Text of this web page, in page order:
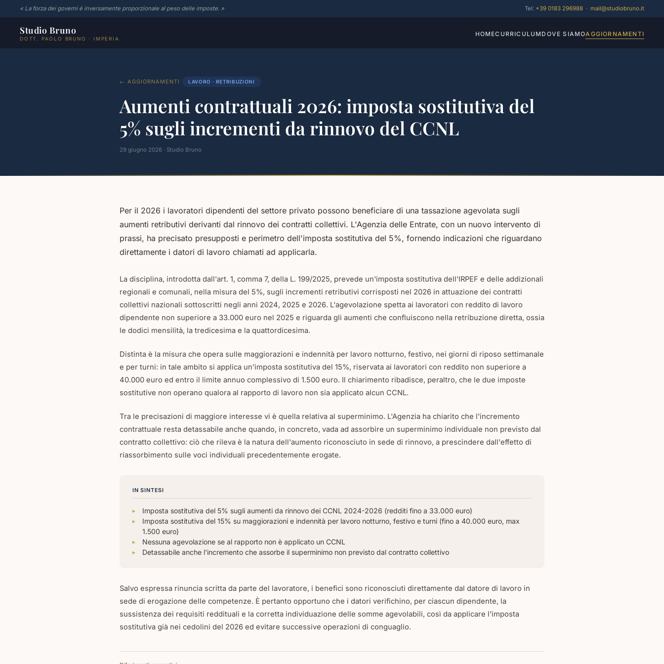
« La forza dei governi è inversamente proporzionale al peso delle imposte. » Tel: +39 0183 296988 · mail@studiobruno.it
Studio Bruno
DOTT. PAOLO BRUNO · IMPERIA
HOMECURRICULUM DOVE SIAMOAGGIORNAMENTI
← AGGIORNAMENTI LAVORO · RETRIBUZIONI
Aumenti contrattuali 2026: imposta sostitutiva del
5% sugli incrementi da rinnovo del CCNL
29 giugno 2026 · Studio Bruno
Per il 2026 i lavoratori dipendenti del settore privato possono beneficiare di una tassazione agevolata sugli
aumenti retributivi derivanti dal rinnovo dei contratti collettivi. L'Agenzia delle Entrate, con un nuovo intervento di
prassi, ha precisato presupposti e perimetro dell'imposta sostitutiva del 5%, fornendo indicazioni che riguardano
direttamente i datori di lavoro chiamati ad applicarla.
La disciplina, introdotta dall'art. 1, comma 7, della L. 199/2025, prevede un'imposta sostitutiva dell'IRPEF e delle addizionali
regionali e comunali, nella misura del 5%, sugli incrementi retributivi corrisposti nel 2026 in attuazione dei contratti
collettivi nazionali sottoscritti negli anni 2024, 2025 e 2026. L'agevolazione spetta ai lavoratori con reddito di lavoro
dipendente non superiore a 33.000 euro nel 2025 e riguarda gli aumenti che confluiscono nella retribuzione diretta, ossia
le dodici mensilità, la tredicesima e la quattordicesima.
Distinta è la misura che opera sulle maggiorazioni e indennità per lavoro notturno, festivo, nei giorni di riposo settimanale
e per turni: in tale ambito si applica un'imposta sostitutiva del 15%, riservata ai lavoratori con reddito non superiore a
40.000 euro ed entro il limite annuo complessivo di 1.500 euro. Il chiarimento ribadisce, peraltro, che le due imposte
sostitutive non operano qualora al rapporto di lavoro non sia applicato alcun CCNL.
Tra le precisazioni di maggiore interesse vi è quella relativa al superminimo. L'Agenzia ha chiarito che l'incremento
contrattuale resta detassabile anche quando, in concreto, vada ad assorbire un superminimo individuale non previsto dal
contratto collettivo: ciò che rileva è la natura dell'aumento riconosciuto in sede di rinnovo, a prescindere dall'effetto di
riassorbimento sulle voci individuali precedentemente erogate.
IN SINTESI
Imposta sostitutiva del 5% sugli aumenti da rinnovo dei CCNL 2024-2026 (redditi fino a 33.000 euro)
Imposta sostitutiva del 15% su maggiorazioni e indennità per lavoro notturno, festivo e turni (fino a 40.000 euro, max
1.500 euro)
Nessuna agevolazione se al rapporto non è applicato un CCNL
Detassabile anche l'incremento che assorbe il superminimo non previsto dal contratto collettivo
Salvo espressa rinuncia scritta da parte del lavoratore, i benefici sono riconosciuti direttamente dal datore di lavoro in
sede di erogazione delle competenze. È pertanto opportuno che i datori verifichino, per ciascun dipendente, la
sussistenza dei requisiti reddituali e la corretta individuazione delle somme agevolabili, così da applicare l'imposta
sostitutiva già nei cedolini del 2026 ed evitare successive operazioni di conguaglio.